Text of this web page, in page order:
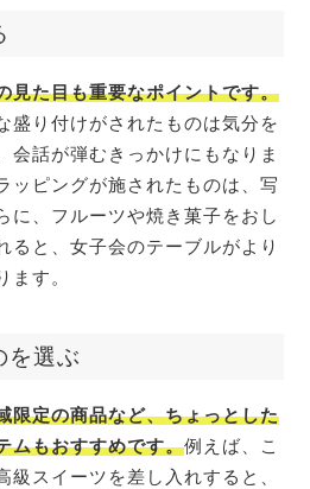
見た目も重要なポイントです。
盛り付けがされたものは気分を
会話が弾むきっかけにもなりま
ッピングが施されたものは、写
に、フルーツや焼き菓子をおし
ると、女子会のテーブルがより
ます。
を選ぶ
限定の商品など、ちょっとした
ムもおすすめです。例えば、こ
級スイーツを差し入れすると、